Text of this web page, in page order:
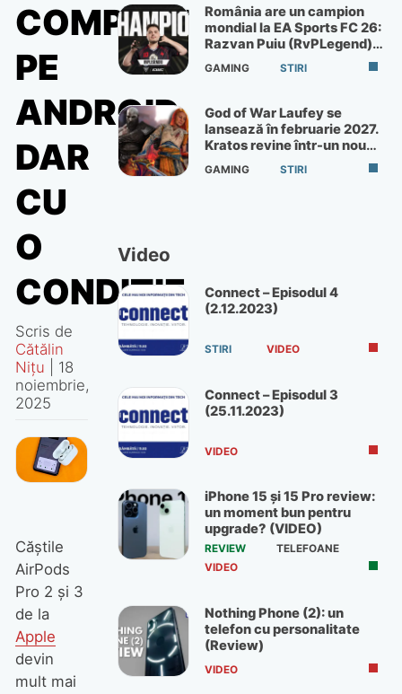
COMPLET
PE
ANDROID,
DAR
CU
O
CONDIȚIE
Scris de
Cătălin
Nițu
18
noiembrie,
2025
Căștile
AirPods
Pro 2 și 3
de la
Apple
devin
mult mai
România are un campion
mondial la EA Sports FC 26:
Razvan Puiu (RvPLegend)
câștigă turneul de la Paris
GAMING STIRI
God of War Laufey se
lansează în februarie 2027.
Kratos revine într-un nou
God of War
GAMING STIRI
Video
Connect – Episodul 4
(2.12.2023)
STIRI VIDEO
Connect – Episodul 3
(25.11.2023)
VIDEO
iPhone 15 și 15 Pro review:
un moment bun pentru
upgrade? (VIDEO)
REVIEW
TELEFOANE
VIDEO
Nothing Phone (2): un
telefon cu personalitate
(Review)
VIDEO